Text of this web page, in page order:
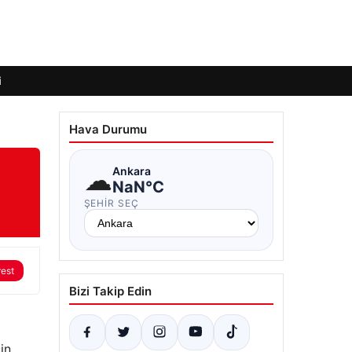
Hava Durumu
☁Ankara
NaN°C
ŞEHIR SEÇ
Bizi Takip Edin